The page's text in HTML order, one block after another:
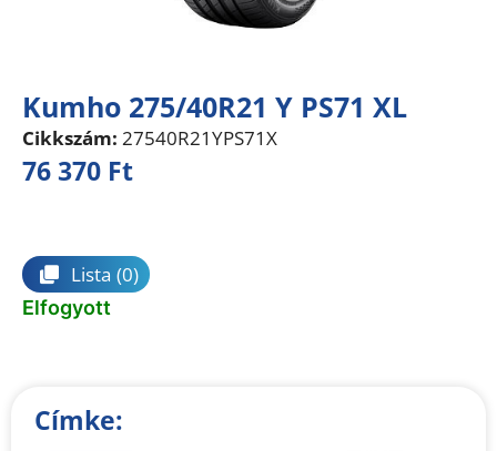
Kumho 275/40R21 Y PS71 XL
Cikkszám: 27540R21YPS71X
76 370 Ft
Lista (0)
Elfogyott
Címke: